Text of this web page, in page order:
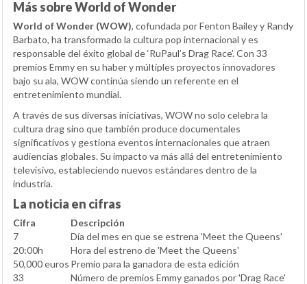
Más sobre World of Wonder
World of Wonder (WOW), cofundada por Fenton Bailey y Randy
Barbato, ha transformado la cultura pop internacional y es
responsable del éxito global de ‘RuPaul’s Drag Race’. Con 33
premios Emmy en su haber y múltiples proyectos innovadores
bajo su ala, WOW continúa siendo un referente en el
entretenimiento mundial.
A través de sus diversas iniciativas, WOW no solo celebra la
cultura drag sino que también produce documentales
significativos y gestiona eventos internacionales que atraen
audiencias globales. Su impacto va más allá del entretenimiento
televisivo, estableciendo nuevos estándares dentro de la
industria.
La noticia en cifras
Cifra
Descripción
7
Día del mes en que se estrena 'Meet the Queens'
20:00h
Hora del estreno de 'Meet the Queens'
50,000 euros Premio para la ganadora de esta edición
33
Número de premios Emmy ganados por 'Drag Race'